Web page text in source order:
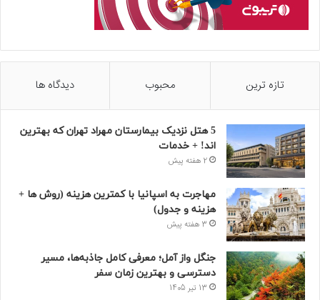
تازه ترین محبوب دیدگاه ها
5 هتل نزدیک بیمارستان مهراد تهران که بهترین‌
اند! + خدمات
2 هفته پیش
مهاجرت به اسپانیا با کمترین هزینه (روش ها +
هزینه و جدول)
3 هفته پیش
جنگل واز آمل؛ معرفی کامل جاذبه‌ها، مسیر
دسترسی و بهترین زمان سفر
13 تیر 1405